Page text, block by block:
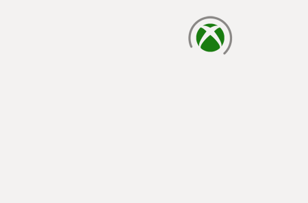
chargement en cours